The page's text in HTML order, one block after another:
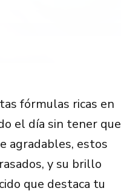
fórmulas ricas en
el día sin tener que
agradables, estos
y su brillo
que destaca tu